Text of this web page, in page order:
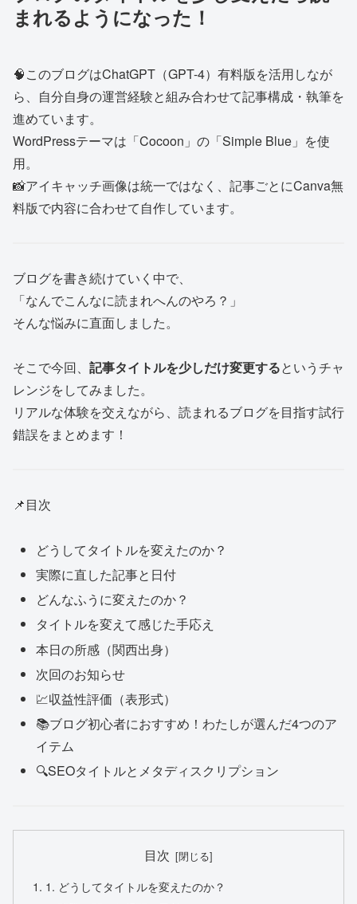
まれるようになった！
🧠このブログはChatGPT（GPT-4）有料版を活用しなが
ら、自分自身の運営経験と組み合わせて記事構成・執筆を
進めています。
WordPressテーマは「Cocoon」の「Simple Blue」を使
用。
📸アイキャッチ画像は統一ではなく、記事ごとにCanva無
料版で内容に合わせて自作しています。
ブログを書き続けていく中で、
「なんでこんなに読まれへんのやろ？」
そんな悩みに直面しました。
そこで今回、 記事タイトルを少しだけ変更するというチャ
レンジをしてみました。
リアルな体験を交えながら、読まれるブログを目指す試行
錯誤をまとめます！
📌目次
どうしてタイトルを変えたのか？
実際に直した記事と日付
どんなふうに変えたのか？
タイトルを変えて感じた手応え
本日の所感（関西出身）
次回のお知らせ
💹収益性評価（表形式）
📚ブログ初心者におすすめ！わたしが選んだ4つのア
イテム
🔍SEOタイトルとメタディスクリプション
目次
1. どうしてタイトルを変えたのか？